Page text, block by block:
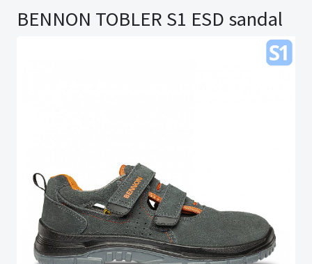
BENNON TOBLER S1 ESD sandal